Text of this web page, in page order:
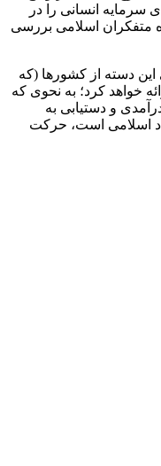
سرمایه انسانی را در
متفکران اسلامی بررسی
این دسته از کشورها (که
خواهد کرد؛ به نحوی که
و دستیابی به
اسلامی است، حرکت